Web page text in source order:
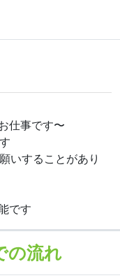
仕事です〜
いすることがあり
です
の流れ